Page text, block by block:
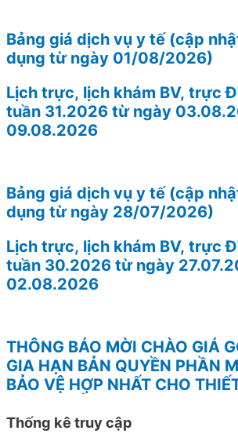
Bảng giá dịch vụ y tế (cập
dụng từ ngày 01/08/2026)
Lịch trực, lịch khám BV, trực
tuần 31.2026 từ ngày
09.08.2026
Bảng giá dịch vụ y tế (cập
dụng từ ngày 28/07/2026)
Lịch trực, lịch khám BV, trực
tuần 30.2026 từ ngày
02.08.2026
THÔNG BÁO MỜI CHÀO GIÁ GÓI
GIA HẠN BẢN QUYỀN PHẦN MỀM
BẢO VỆ HỢP NHẤT CHO
– 400F
Thống kê truy cập